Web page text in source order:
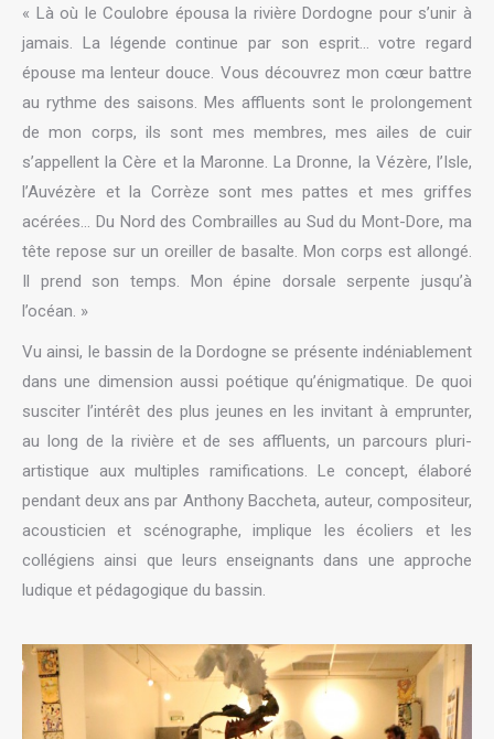
« Là où le Coulobre épousa la rivière Dordogne pour s’unir à
jamais. La légende continue par son esprit… votre regard
épouse ma lenteur douce. Vous découvrez mon cœur battre
au rythme des saisons. Mes affluents sont le prolongement
de mon corps, ils sont mes membres, mes ailes de cuir
s’appellent la Cère et la Maronne. La Dronne, la Vézère, l’Isle,
l’Auvézère et la Corrèze sont mes pattes et mes griffes
acérées… Du Nord des Combrailles au Sud du Mont-Dore, ma
tête repose sur un oreiller de basalte. Mon corps est allongé.
Il prend son temps. Mon épine dorsale serpente jusqu’à
l’océan. »
Vu ainsi, le bassin de la Dordogne se présente indéniablement
dans une dimension aussi poétique qu’énigmatique. De quoi
susciter l’intérêt des plus jeunes en les invitant à emprunter,
au long de la rivière et de ses affluents, un parcours pluri-
artistique aux multiples ramifications. Le concept, élaboré
pendant deux ans par Anthony Baccheta, auteur, compositeur,
acousticien et scénographe, implique les écoliers et les
collégiens ainsi que leurs enseignants dans une approche
ludique et pédagogique du bassin.